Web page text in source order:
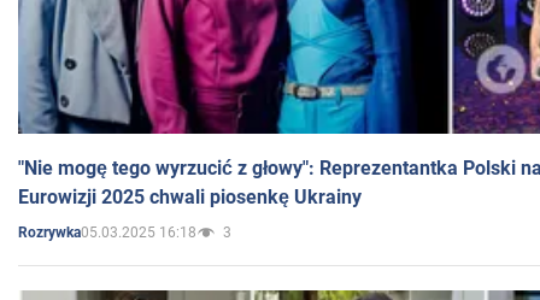
"Nie mogę tego wyrzucić z głowy": Reprezentantka Polski
Eurowizji 2025 chwali piosenkę Ukrainy
Rozrywka05.03.2025 16:18 3